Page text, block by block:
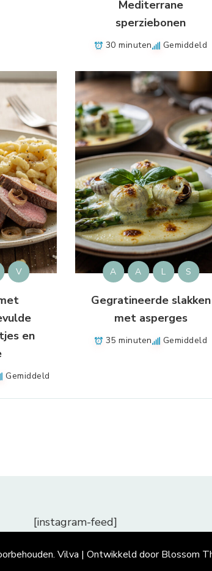
Mediterrane
sperziebonen
30 minuten Gemiddeld
V
en
Gemiddeld
A A L S
Gegratineerde slakken
met asperges
35 minuten Gemiddeld
[instagram-feed]
Vilva | Ontwikkeld doorBlossom